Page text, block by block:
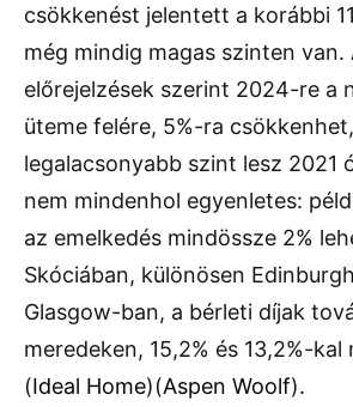
csökkenést jelentett a korábbi
még mindig magas szinten van.
előrejelzések szerint 2024-re a
üteme felére, 5%-ra
legalacsonyabb szint lesz 2021
nem mindenhol egyenletes:
az emelkedés mindössze 2%
Skóciában, különösen
Glasgow-ban, a bérleti díjak
meredeken, 15,2% és 13,2%-
(Ideal Home)(Aspen Woolf).